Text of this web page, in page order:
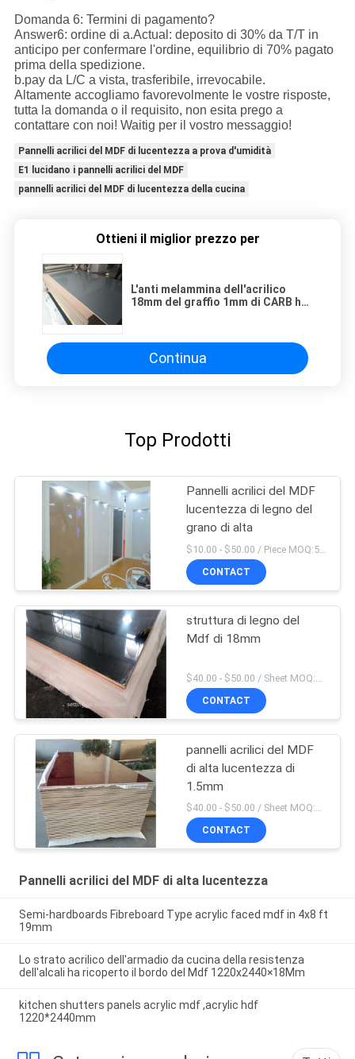
Domanda 6: Termini di pagamento?
Answer6: ordine di a.Actual: deposito di 30% da T/T in
anticipo per confermare l'ordine, equilibrio di 70% pagato
prima della spedizione.
b.pay da L/C a vista, trasferibile, irrevocabile.
Altamente accogliamo favorevolmente le vostre risposte,
tutta la domanda o il requisito, non esita prego a
contattare con noi! Waitig per il vostro messaggio!
Pannelli acrilici del MDF di lucentezza a prova d'umidità
E1 lucidano i pannelli acrilici del MDF
pannelli acrilici del MDF di lucentezza della cucina
Ottieni il miglior prezzo per
L'anti melammina dell'acrilico
18mm del graffio 1mm di CARB ha
Continua
Top Prodotti
Pannelli acrilici del MDF
lucentezza di legno del
grano di alta
CONTACT
struttura di legno del
Mdf di 18mm
$40.00 - $50.00 / Sheet MOQ:50 strato/strati
CONTACT
pannelli acrilici del MDF
di alta lucentezza di
1.5mm
$40.00 - $50.00 / Sheet MOQ:50 strato/strati
CONTACT
Pannelli acrilici del MDF di alta lucentezza
Semi-hardboards Fibreboard Type acrylic faced mdf in 4x8 ft
19mm
Lo strato acrilico dell'armadio da cucina della resistenza
dell'alcali ha ricoperto il bordo del Mdf 1220x2440×18Mm
kitchen shutters panels acrylic mdf ,acrylic hdf
1220*2440mm